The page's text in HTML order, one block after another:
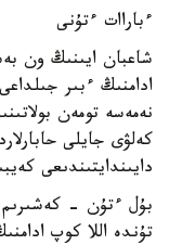
ءباراات ءتۇنى
شاعبان ايىنىڭ ون
ادامنىڭ ءبىر
نەمەسە تومەن
كەلۋى جايلى
دايىندايتىندىعى
بۇل ءتۇن - كەشىرىم
تۇندە اللا كوپ